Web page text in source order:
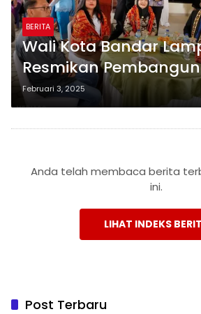
BERITA
Wali Kota Bandar
Resmikan
GBKP di Runggun
Lampung
Februari 3, 2025
Anda telah membaca berita
ini.
LIHAT INDEKS
Post Terbaru